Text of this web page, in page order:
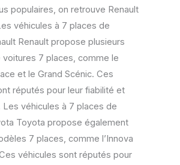
populaires, on retrouve Renault
véhicules à 7 places de
Renault propose plusieurs
7 places, comme le
et le Grand Scénic. Ces
réputés pour leur fiabilité et
Les véhicules à 7 places de
Toyota propose également
7 places, comme l’Innova
Ces véhicules sont réputés pour